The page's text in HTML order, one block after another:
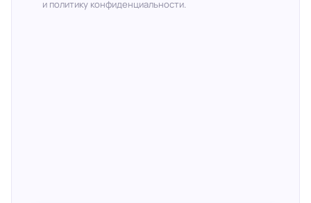
и политику конфиденциальности.